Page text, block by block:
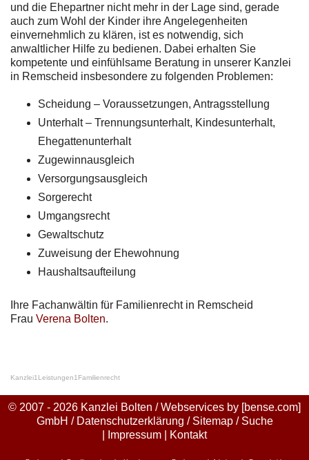
und die Ehepartner nicht mehr in der Lage sind, gerade
auch zum Wohl der Kinder ihre Angelegenheiten
einvernehmlich zu klären, ist es notwendig, sich
anwaltlicher Hilfe zu bedienen. Dabei erhalten Sie
kompetente und einfühlsame Beratung in unserer Kanzlei
in Remscheid insbesondere zu folgenden Problemen:
Scheidung – Voraussetzungen, Antragsstellung
Unterhalt – Trennungsunterhalt, Kindesunterhalt,
Ehegattenunterhalt
Zugewinnausgleich
Versorgungsausgleich
Sorgerecht
Umgangsrecht
Gewaltschutz
Zuweisung der Ehewohnung
Haushaltsaufteilung
Ihre Fachanwältin für Familienrecht in Remscheid
Frau Verena Bolten.
Kanzlei1 Leistungen1 Familienrecht
© 2007 - 2026 Kanzlei Bolten / Webservices by [bense.com]
GmbH / Datenschutzerklärung / Sitemap/ Suche
Impressum Kontakt